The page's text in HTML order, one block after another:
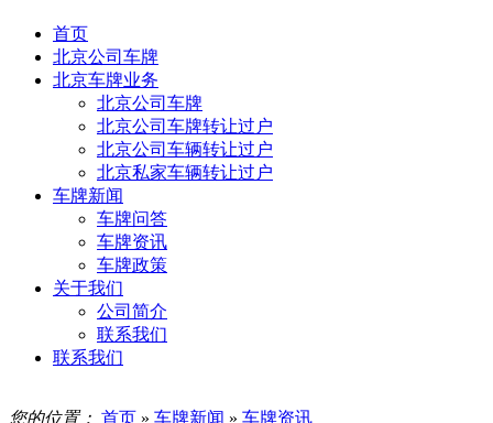
首页
北京公司车牌
北京车牌业务
北京公司车牌
北京公司车牌转让过户
北京公司车辆转让过户
北京私家车辆转让过户
车牌新闻
车牌问答
车牌资讯
车牌政策
关于我们
公司简介
联系我们
联系我们
您的位置： 首页 » 车牌新闻 » 车牌资讯